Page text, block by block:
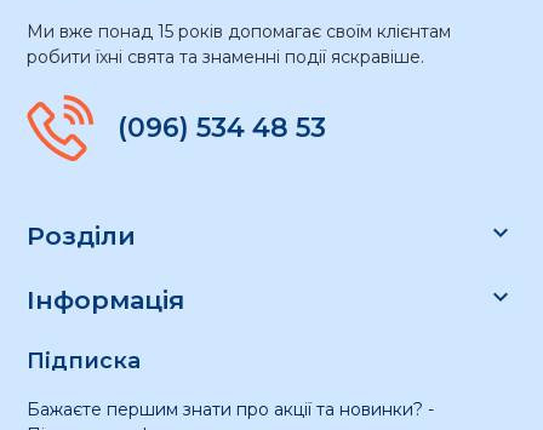
Ми вже понад 15 років допомагає своїм клієнтам
робити їхні свята та знаменні події яскравіше.
(096) 534 48 53
Розділи 
Інформація 
Підписка
Бажаєте першим знати про акції та новинки? -